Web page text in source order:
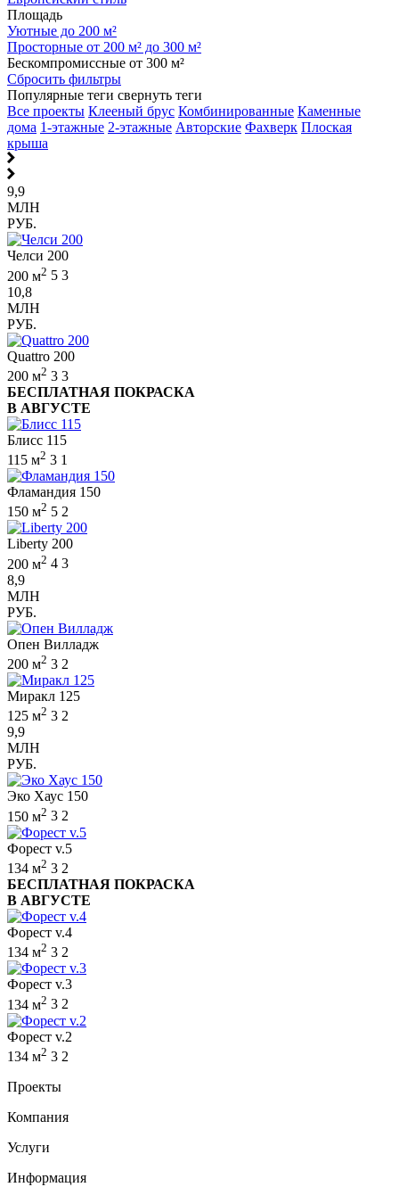
Площадь
Уютные до 200 м²
Просторные от 200 м² до 300 м²
Бескомпромиссные от 300 м²
Сбросить фильтры
Популярные теги свернуть теги
Все проекты Клееный брус Комбинированные Каменные
дома 1-этажные 2-этажные Авторские Фахверк Плоская
крыша
9,9
МЛН
РУБ.
Челси 200
200 м2 5 3
10,8
МЛН
РУБ.
Quattro 200
200 м2 3 3
БЕСПЛАТНАЯ ПОКРАСКА
В АВГУСТЕ
Блисс 115
115 м2 3 1
Фламандия 150
150 м2 5 2
Liberty 200
200 м2 4 3
8,9
МЛН
РУБ.
Опен Вилладж
200 м2 3 2
Миракл 125
125 м2 3 2
9,9
МЛН
РУБ.
Эко Хаус 150
150 м2 3 2
Форест v.5
134 м2 3 2
БЕСПЛАТНАЯ ПОКРАСКА
В АВГУСТЕ
Форест v.4
134 м2 3 2
Форест v.3
134 м2 3 2
Форест v.2
134 м2 3 2
Проекты
Компания
Услуги
Информация